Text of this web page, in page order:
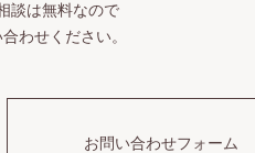
談は無料なので
わせください。
お問い合わせフォーム